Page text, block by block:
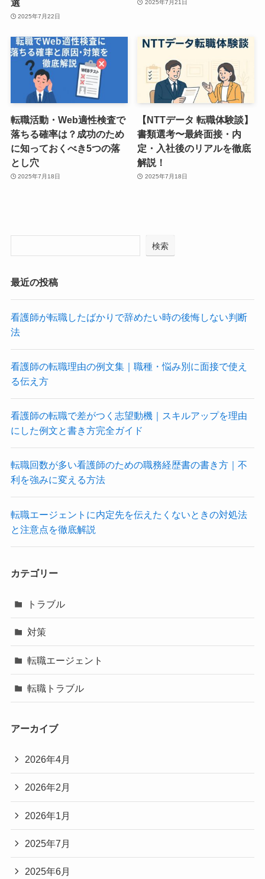
2025年7月22日
2025年7月21日
転職活動・Web適性検査で
落ちる確率は？成功のため
に知っておくべき5つの落
とし穴
2025年7月18日
【NTTデータ 転職体験談】
書類選考〜最終面接・内
定・入社後のリアルを徹底
解説！
2025年7月18日
検索
最近の投稿
看護師が転職したばかりで辞めたい時の後悔しない判断
法
看護師の転職理由の例文集｜職種・悩み別に面接で使え
る伝え方
看護師の転職で差がつく志望動機｜スキルアップを理由
にした例文と書き方完全ガイド
転職回数が多い看護師のための職務経歴書の書き方｜不
利を強みに変える方法
転職エージェントに内定先を伝えたくないときの対処法
と注意点を徹底解説
カテゴリー
トラブル
対策
転職エージェント
転職トラブル
アーカイブ
2026年4月
2026年2月
2026年1月
2025年7月
2025年6月